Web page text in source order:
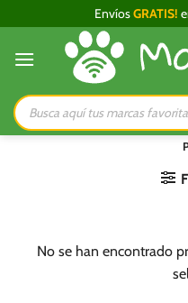
al
contenido
EnvíosGRATIS!
Búsqueda
de
productos
No se han encontrado